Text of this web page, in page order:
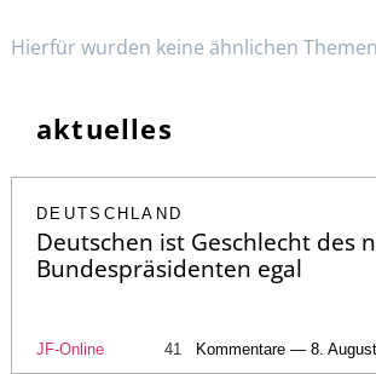
Hierfür wurden keine ähnlichen
aktuelles
DEUTSCHLAND
Deutschen ist Geschlecht des
Bundespräsidenten egal
JF-Online 41 Kommentare — 8.